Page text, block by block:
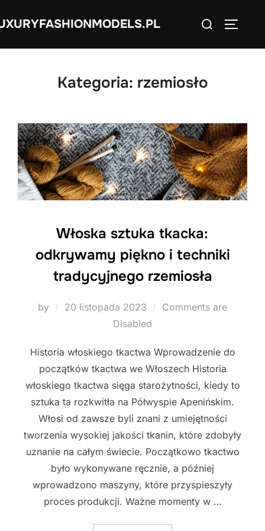
to
Search
Kategoria: rzemiosło
Włoska sztuka tkacka:
odkrywamy piękno i techniki
tradycyjnego rzemiosła
by
Posted
20 listopada 2023
Comments are
Disabled
Historia włoskiego tkactwa Wprowadzenie do
początków tkactwa we Włoszech Historia
włoskiego tkactwa sięga starożytności, kiedy to
sztuka ta rozkwitła na Półwyspie Apenińskim.
Włosi od zawsze byli znani z umiejętności
tworzenia wysokiej jakości tkanin, które zdobyły
uznanie na całym świecie. Początkowo tkactwo
było wykonywane ręcznie, a później
wprowadzono maszyny, które przyspieszyły
proces produkcji. Ważne momenty w …